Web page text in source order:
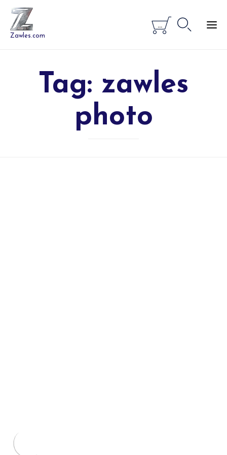
Zawles.com

... 
Tag: zawles
photo